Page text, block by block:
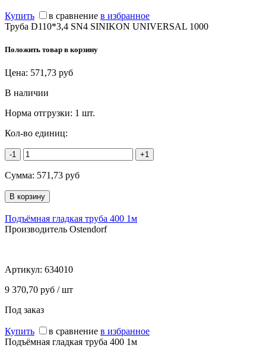
Купить в сравнение в избранное
Труба D110*3,4 SN4 SINIKON UNIVERSAL 1000
Положить товар в корзину
Цена: 571,73 руб
В наличии
Норма отгрузки: 1 шт.
Кол-во единиц:
-1 +1
Сумма: 571,73 руб
Подъёмная гладкая труба 400 1м
Производитель Ostendorf
Артикул: 634010
9 370,70 руб / шт
Под заказ
Купить в сравнение в избранное
Подъёмная гладкая труба 400 1м